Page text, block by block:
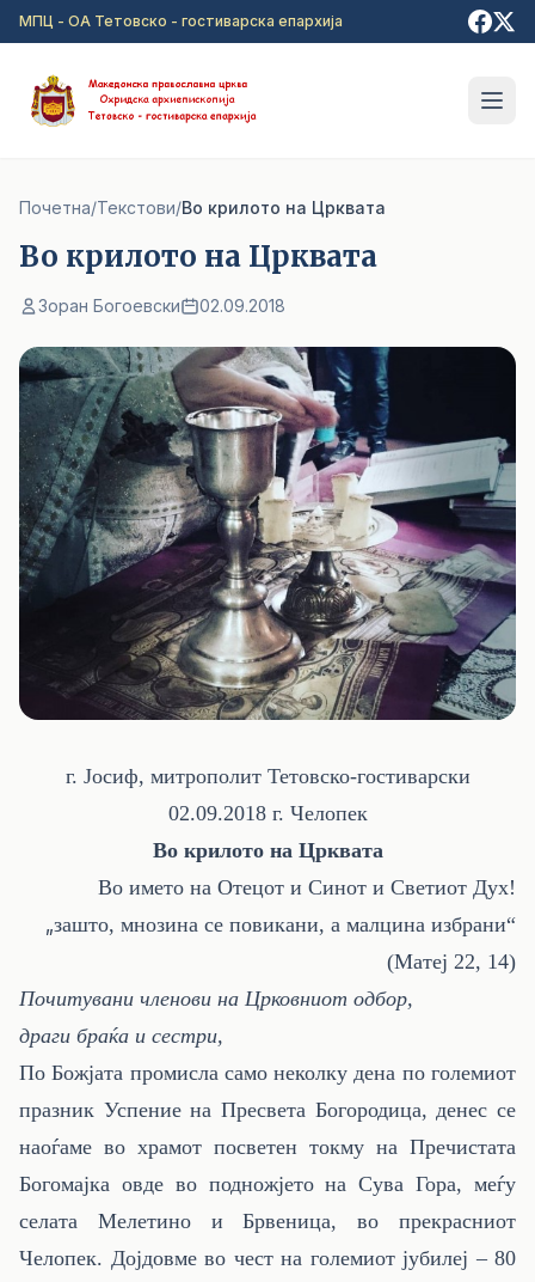
Прејди на главна содржина
МПЦ - ОА Тетовско - гостиварска епархија
Почетна/Текстови/Во крилото на Црквата
Во крилото на Црквата
Зоран Богоевски 02.09.2018
г. Јосиф, митрополит Тетовско-гостиварски
02.09.2018 г. Челопек
Во крилото на Црквата
Во името на Отецот и Синот и Светиот Дух!
„зашто, мнозина се повикани, а малцина избрани“
(Матеј 22, 14)
Почитувани членови на Црковниот одбор,
драги браќа и сестри,
По Божјата промисла само неколку дена по големиот
празник Успение на Пресвета Богородица, денес се
наоѓаме во храмот посветен токму на Пречистата
Богомајка овде во подножјето на Сува Гора, меѓу
селата Мелетино и Брвеница, во прекрасниот
Челопек. Дојдовме во чест на големиот јубилеј – 80